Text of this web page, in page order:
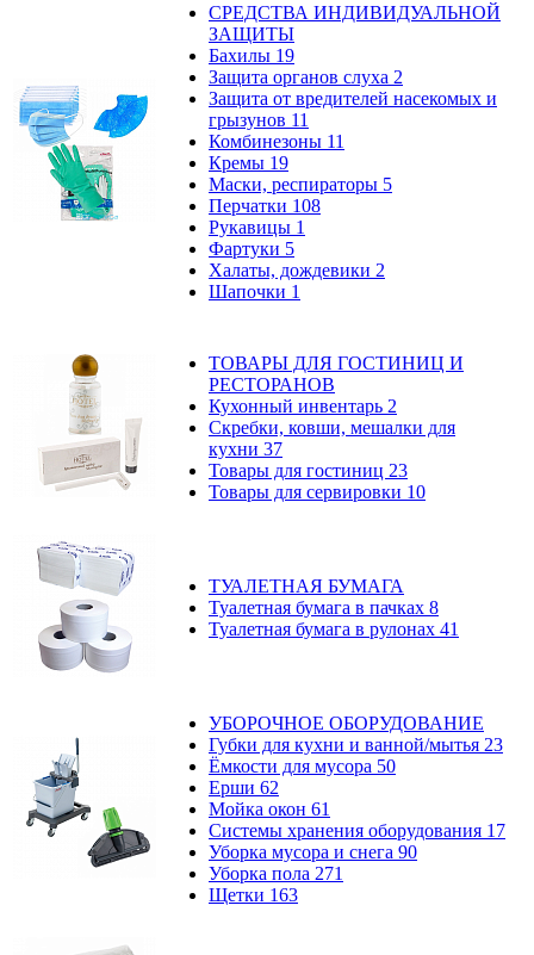
СРЕДСТВА ИНДИВИДУАЛЬНОЙ
ЗАЩИТЫ
Бахилы 19
Защита органов слуха 2
Защита от вредителей насекомых и
грызунов 11
Комбинезоны 11
Кремы 19
Маски, респираторы 5
Перчатки 108
Рукавицы 1
Фартуки 5
Халаты, дождевики 2
Шапочки 1
ТОВАРЫ ДЛЯ ГОСТИНИЦ И
РЕСТОРАНОВ
Кухонный инвентарь 2
Скребки, ковши, мешалки для
кухни 37
Товары для гостиниц 23
Товары для сервировки 10
ТУАЛЕТНАЯ БУМАГА
Туалетная бумага в пачках 8
Туалетная бумага в рулонах 41
УБОРОЧНОЕ ОБОРУДОВАНИЕ
Губки для кухни и ванной/мытья 23
Ёмкости для мусора 50
Ерши 62
Мойка окон 61
Системы хранения оборудования 17
Уборка мусора и снега 90
Уборка пола 271
Щетки 163